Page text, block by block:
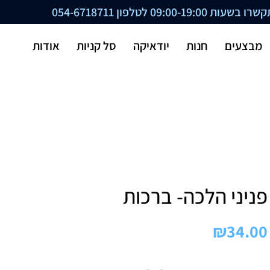
09:00-19:00 לטלפון 054-6718711
מבצעים חנות יודאיקה סל קניות אודות
פניני הלכה- ברכות
₪34.00